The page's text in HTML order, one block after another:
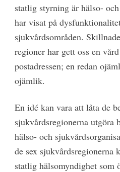
statlig styrning är hälso-
har visat på
sjukvårdsområden.
regioner har gett oss en
postadressen; en redan
ojämlik.
En idé kan vara att låta de
sjukvårdsregionerna utgöra
hälso- och
de sex sjukvårdsregionerna
statlig hälsomyndighet som